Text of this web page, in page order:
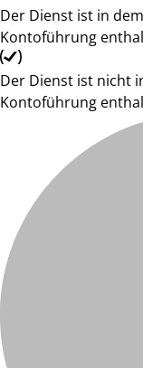
Der Dienst ist in
Kontoführung
Der Dienst ist nicht
Kontoführung